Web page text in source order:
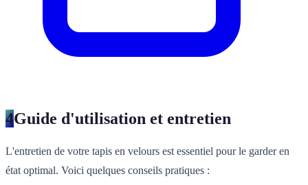
4Guide d'utilisation et entretien
L'entretien de votre tapis en velours est essentiel pour le garder en
état optimal. Voici quelques conseils pratiques :